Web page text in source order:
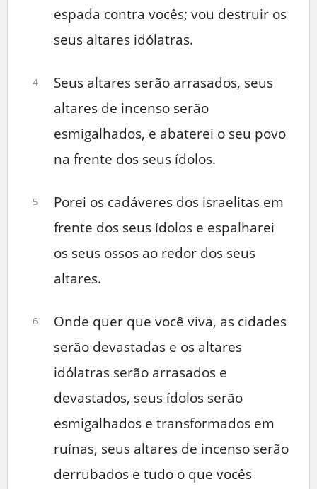
espada contra vocês; vou destruir os
seus altares idólatras.
4
Seus altares serão arrasados, seus
altares de incenso serão
esmigalhados, e abaterei o seu povo
na frente dos seus ídolos.
5
Porei os cadáveres dos israelitas em
frente dos seus ídolos e espalharei
os seus ossos ao redor dos seus
altares.
6
Onde quer que você viva, as cidades
serão devastadas e os altares
idólatras serão arrasados e
devastados, seus ídolos serão
esmigalhados e transformados em
ruínas, seus altares de incenso serão
derrubados e tudo o que vocês